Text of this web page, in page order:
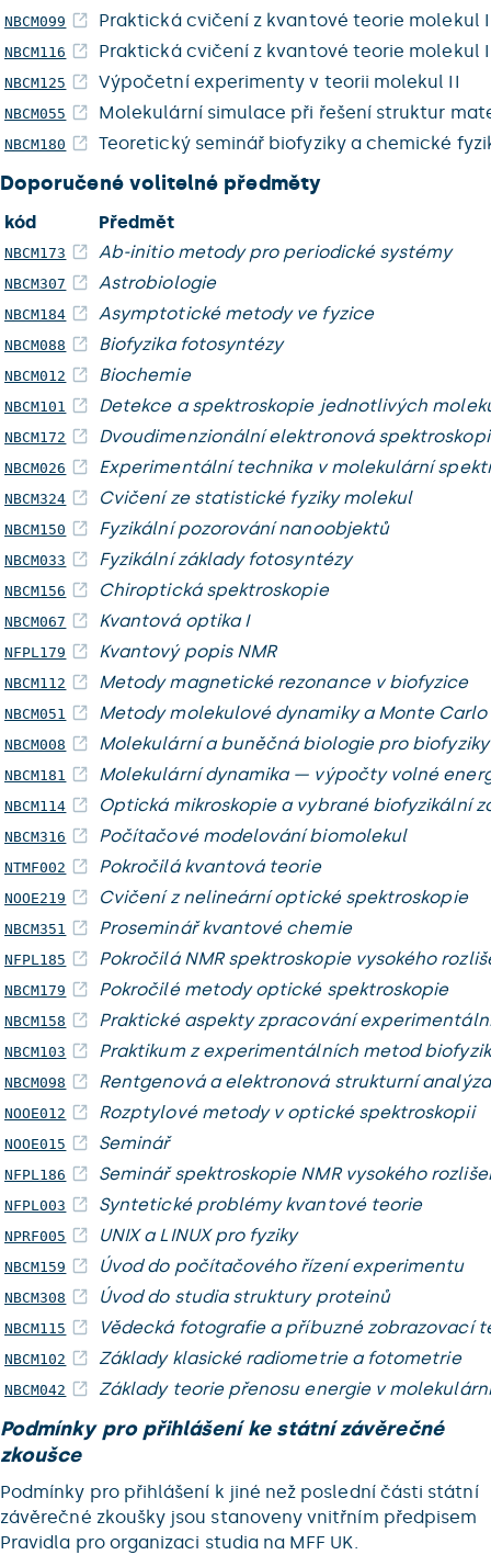
NBCM099 Praktická cvičení z kvantové teorie molekul I
NBCM116 Praktická cvičení z kvantové teorie molekul
NBCM125 Výpočetní experimenty v teorii molekul II
NBCM055 Molekulární simulace při řešení struktur
NBCM180 Teoretický seminář biofyziky a chemické
Doporučené volitelné předměty
kód Předmět
NBCM173 Ab-initio metody pro periodické systémy
NBCM307 Astrobiologie
NBCM184 Asymptotické metody ve fyzice
NBCM088 Biofyzika fotosyntézy
NBCM012 Biochemie
NBCM101 Detekce a spektroskopie jednotlivých
NBCM172 Dvoudimenzionální elektronová
NBCM026 Experimentální technika v molekulární
NBCM324 Cvičení ze statistické fyziky molekul
NBCM150 Fyzikální pozorování nanoobjektů
NBCM033 Fyzikální základy fotosyntézy
NBCM156 Chiroptická spektroskopie
NBCM067 Kvantová optika I
NFPL179 Kvantový popis NMR
NBCM112 Metody magnetické rezonance v biofyzice
NBCM051 Metody molekulové dynamiky a Monte Carlo
NBCM008 Molekulární a buněčná biologie pro biofyziky
NBCM181 Molekulární dynamika — výpočty volné
NBCM114 Optická mikroskopie a vybrané biofyzikální
NBCM316 Počítačové modelování biomolekul
NTMF002 Pokročilá kvantová teorie
NOOE219 Cvičení z nelineární optické spektroskopie
NBCM351 Proseminář kvantové chemie
NFPL185 Pokročilá NMR spektroskopie vysokého
NBCM179 Pokročilé metody optické spektroskopie
NBCM158 Praktické aspekty zpracování
NBCM103 Praktikum z experimentálních metod
NBCM098 Rentgenová a elektronová strukturní
NOOE012 Rozptylové metody v optické spektroskopii
NOOE015 Seminář
NFPL186 Seminář spektroskopie NMR vysokého
NFPL003 Syntetické problémy kvantové teorie
NPRF005 UNIX a LINUX pro fyziky
NBCM159 Úvod do počítačového řízení experimentu
NBCM308 Úvod do studia struktury proteinů
NBCM115 Vědecká fotografie a příbuzné zobrazovací
NBCM102 Základy klasické radiometrie a fotometrie
NBCM042 Základy teorie přenosu energie v
Podmínky pro přihlášení ke státní závěrečné
zkoušce
Podmínky pro přihlášení k jiné než poslední části státní
závěrečné zkoušky jsou stanoveny vnitřním předpisem
Pravidla pro organizaci studia na MFF UK.